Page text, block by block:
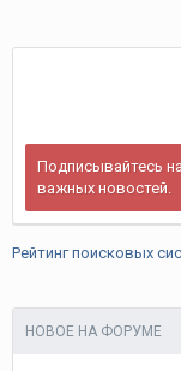
Подписывайтесь
важных новостей.
Рейтинг поисковых
НОВОЕ НА ФОРУМЕ